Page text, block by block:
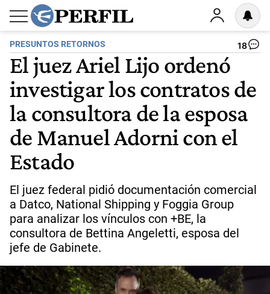
PRESUNTOS RETORNOS 18
El juez Ariel Lijo ordenó
investigar los contratos de
la consultora de la esposa
de Manuel Adorni con el
Estado
El juez federal pidió documentación comercial
a Datco, National Shipping y Foggia Group
para analizar los vínculos con +BE, la
consultora de Bettina Angeletti, esposa del
jefe de Gabinete.